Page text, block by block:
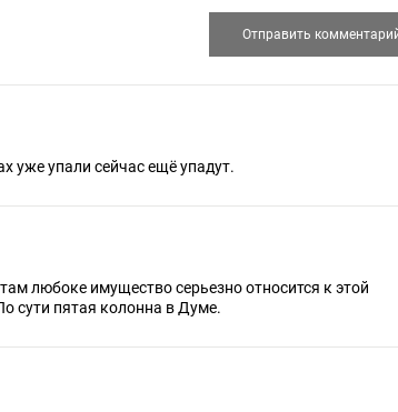
уже упали сейчас ещё упадут.
любоке имущество серьезно относится к этой
сути пятая колонна в Думе.